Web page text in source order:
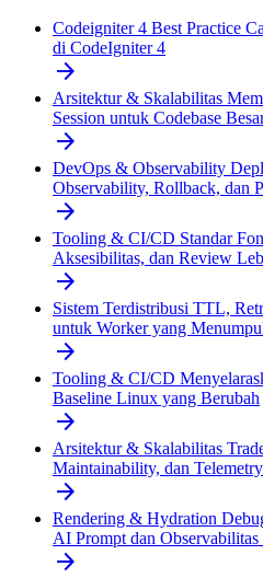
Codeigniter 4 Best Practice
di CodeIgniter 4
arrow_forward
Arsitektur & Skalabilitas
Session untuk Codebase
arrow_forward
DevOps & Observability
Observability, Rollback, dan
arrow_forward
Tooling & CI/CD Standar
Aksesibilitas, dan Review
arrow_forward
Sistem Terdistribusi TTL,
untuk Worker yang
arrow_forward
Tooling & CI/CD
Baseline Linux yang Berubah
arrow_forward
Arsitektur & Skalabilitas
Maintainability, dan Telemetry
arrow_forward
Rendering & Hydration
AI Prompt dan Observabilitas
arrow_forward